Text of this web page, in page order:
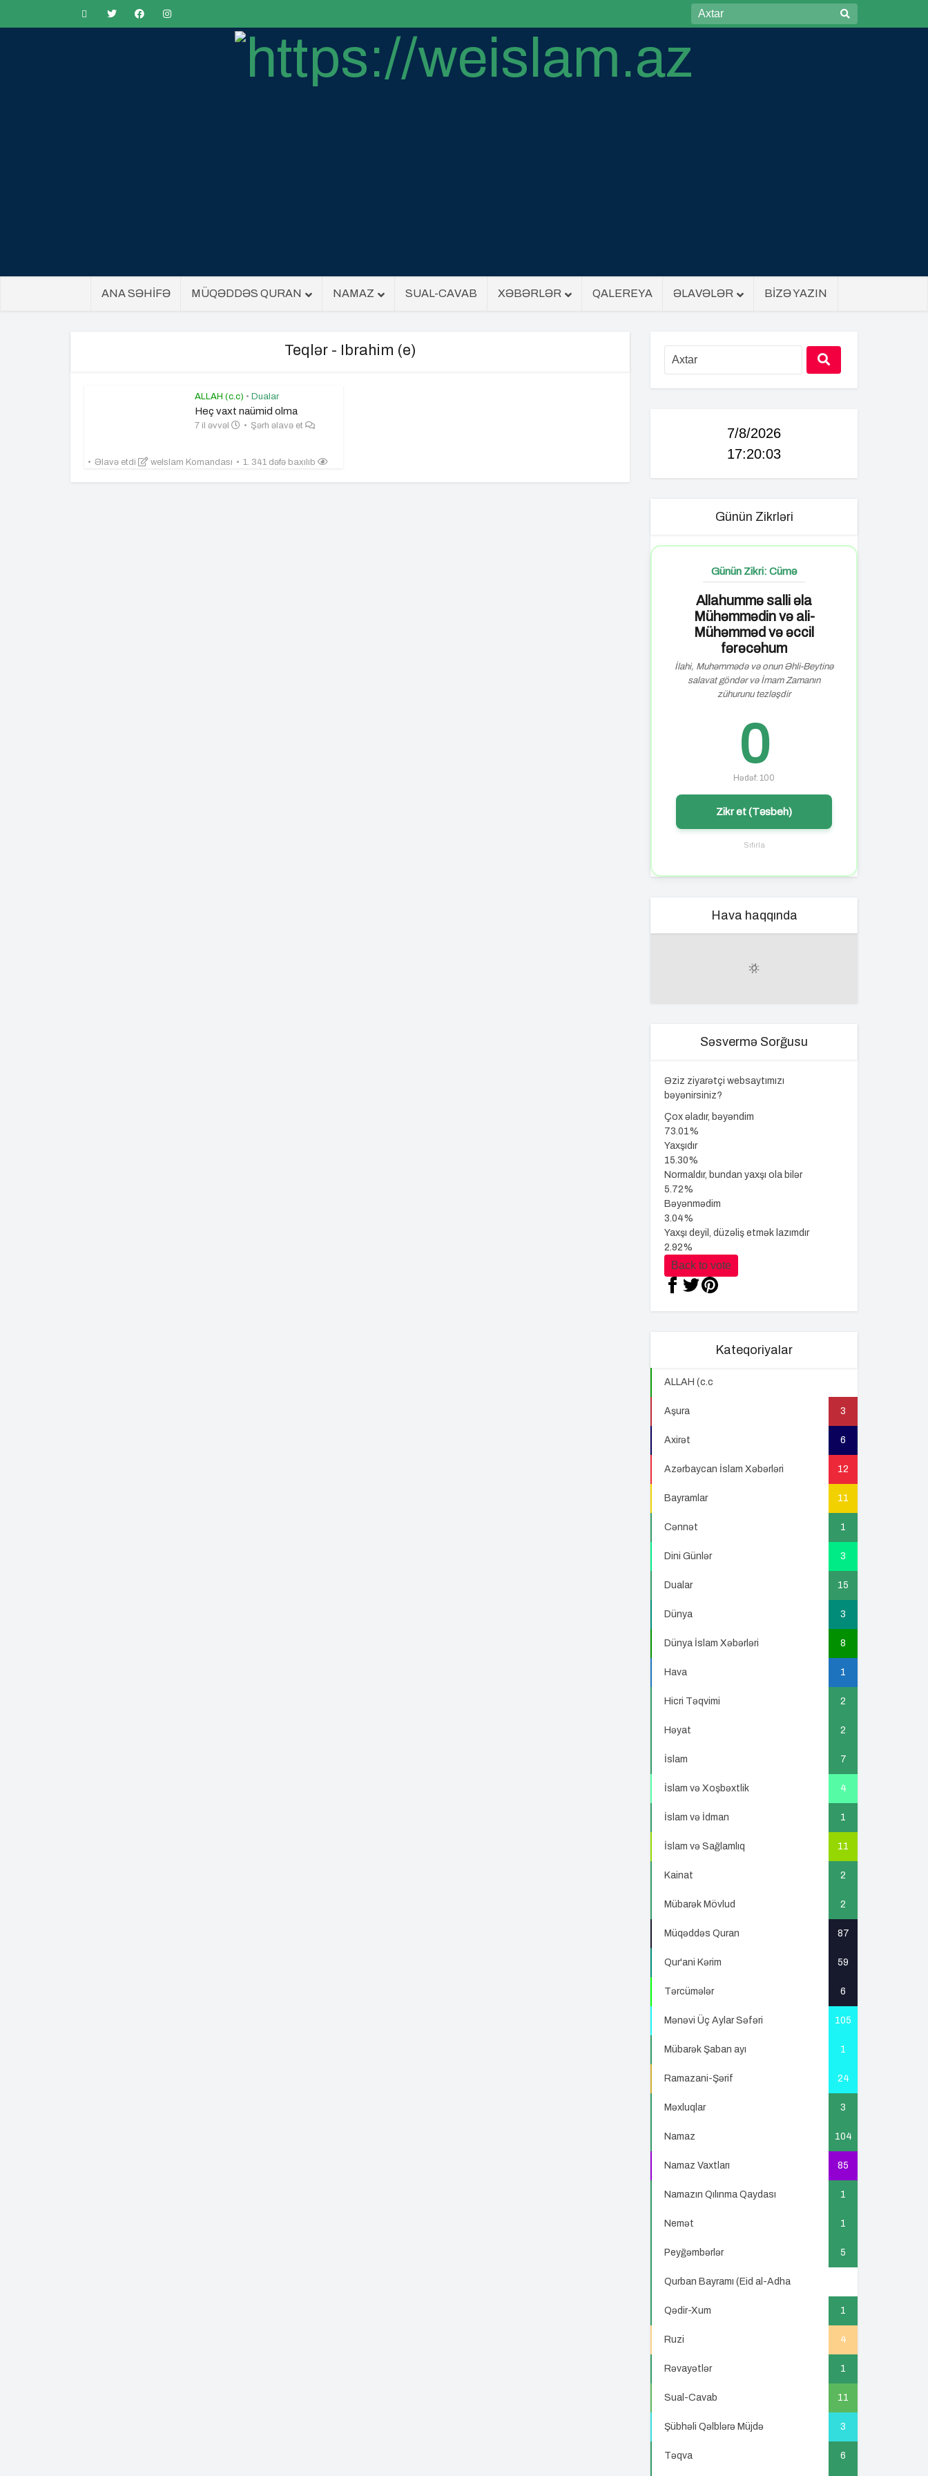
ANA SƏHİFƏ MÜQƏDDƏS QURAN NAMAZ SUAL-CAVAB XƏBƏRLƏR QALEREYA ƏLAVƏLƏR BİZƏ YAZIN
Teqlər - Ibrahim (e)
ALLAH (c.c) • Dualar
Heç vaxt naümid olma
7 il əvvəl Şərh əlavə et
Əlavə etdi weIslam Komandası 1. 341 dəfə baxılıb
7/8/2026
17:20:04
Günün Zikrləri
Günün Zikri: Cümə
Allahummə salli əla
Mühəmmədin və ali-
Mühəmməd və əccil
fərəcəhum
İlahi, Muhəmmədə və onun Əhli-Beytinə
salavat göndər və İmam Zamanın
zühurunu tezləşdir
0
Hədəf: 100
Zikr et (Təsbeh)
Sıfırla
Hava haqqında
Səsvermə Sorğusu
Əziz ziyarətçi websaytımızı
bəyənirsiniz?
Çox əladır, bəyəndim
73.01%
Yaxşıdır
15.30%
Normaldır, bundan yaxşı ola bilər
5.72%
Bəyənmədim
3.04%
Yaxşı deyil, düzəliş etmək lazımdır
2.92%
Back to vote
Kateqoriyalar
ALLAH (c.c
Aşura 3
Axirət 6
Azərbaycan İslam Xəbərləri 12
Bayramlar 11
Cənnət 1
Dini Günlər 3
Dualar 15
Dünya 3
Dünya İslam Xəbərləri 8
Hava 1
Hicri Təqvimi 2
Həyat 2
İslam 7
İslam və Xoşbəxtlik 4
İslam və İdman 1
İslam və Sağlamlıq 11
Kainat 2
Mübarək Mövlud 2
Müqəddəs Quran 87
Qur'ani Kərim 59
Tərcümələr 6
Mənəvi Üç Aylar Səfəri 105
Mübarək Şaban ayı 1
Ramazani-Şərif 24
Məxluqlar 3
Namaz 104
Namaz Vaxtları 85
Namazın Qılınma Qaydası 1
Nemət 1
Peyğəmbərlər 5
Qurban Bayramı (Eid al-Adha
Qədir-Xum 1
Ruzi 4
Rəvayətlər 1
Sual-Cavab 11
Şübhəli Qəlblərə Müjdə 3
Təqva 6